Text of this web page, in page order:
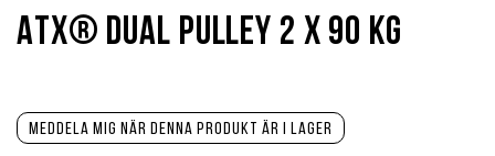
Meddela mig när denna produkt är i lager
ATX® Dual Pulley 2 x 90 kg